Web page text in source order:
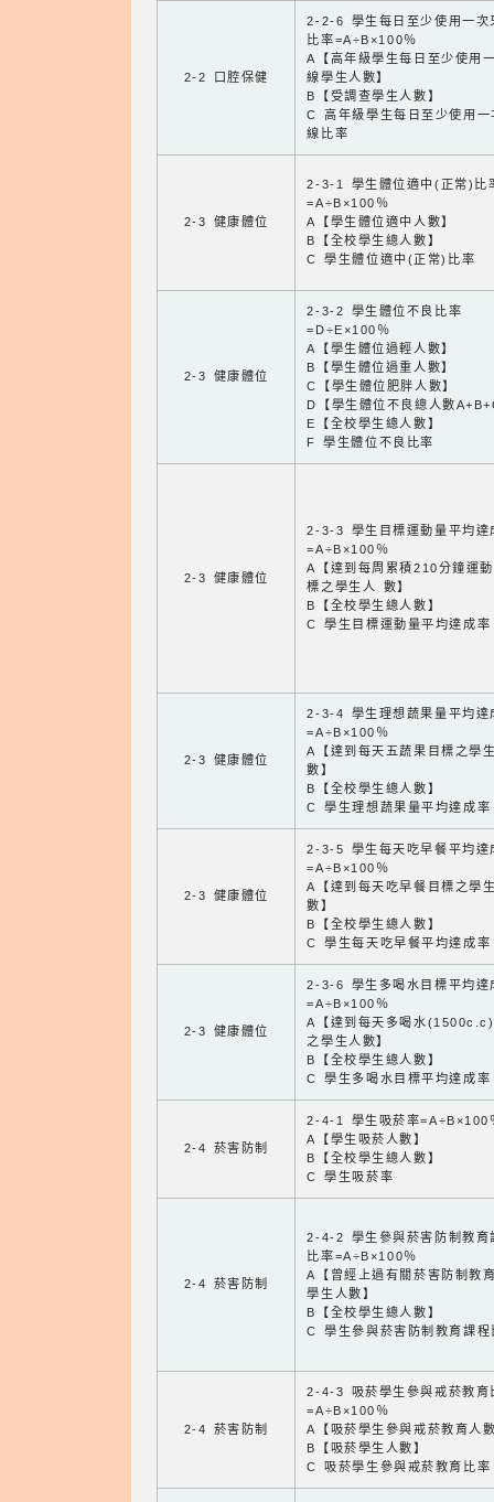
2-2 口腔保健
2-2-6 學生每日至少使用一次
比率=A÷B×100％
A【高年級學生每日至少使用
線學生人數】
B【受調查學生人數】
C 高年級學生每日至少使用一
線比率
2-3 健康體位
2-3-1 學生體位適中(正常)比
=A÷B×100％
A【學生體位適中人數】
B【全校學生總人數】
C 學生體位適中(正常)比率
2-3 健康體位
2-3-2 學生體位不良比率
=D÷E×100％
A【學生體位過輕人數】
B【學生體位過重人數】
C【學生體位肥胖人數】
D【學生體位不良總人數
E【全校學生總人數】
F 學生體位不良比率
2-3 健康體位
2-3-3 學生目標運動量平均達
=A÷B×100％
A【達到每周累積210分鐘運
標之學生人 數】
B【全校學生總人數】
C 學生目標運動量平均達成率
2-3 健康體位
2-3-4 學生理想蔬果量平均達
=A÷B×100％
A【達到每天五蔬果目標之學
數】
B【全校學生總人數】
C 學生理想蔬果量平均達成率
2-3 健康體位
2-3-5 學生每天吃早餐平均達
=A÷B×100％
A【達到每天吃早餐目標之學
數】
B【全校學生總人數】
C 學生每天吃早餐平均達成率
2-3 健康體位
2-3-6 學生多喝水目標平均達
=A÷B×100％
A【達到每天多喝水
之學生人數】
B【全校學生總人數】
C 學生多喝水目標平均達成率
2-4 菸害防制
2-4-1 學生吸菸率=A÷B×100
A【學生吸菸人數】
B【全校學生總人數】
C 學生吸菸率
2-4 菸害防制
2-4-2 學生參與菸害防制教育
比率=A÷B×100％
A【曾經上過有關菸害防制教
學生人數】
B【全校學生總人數】
C 學生參與菸害防制教育課程
2-4 菸害防制
2-4-3 吸菸學生參與戒菸教育
=A÷B×100％
A【吸菸學生參與戒菸教育人
B【吸菸學生人數】
C 吸菸學生參與戒菸教育比率